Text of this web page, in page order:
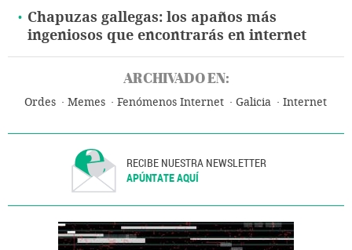
Chapuzas gallegas: los apaños más
ingeniosos que encontrarás en internet
ARCHIVADO EN:
Ordes Memes Fenómenos Internet Galicia Internet
RECIBE NUESTRA NEWSLETTER
APÚNTATE AQUÍ